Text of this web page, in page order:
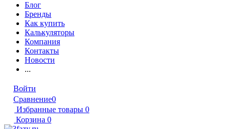
Блог
Бренды
Как купить
Калькуляторы
Компания
Контакты
Новости
...
Войти
Сравнение0
Избранные товары 0
Корзина 0